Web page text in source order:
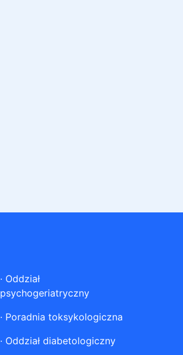
· Oddział
psychogeriatryczny
· Poradnia toksykologiczna
· Oddział diabetologiczny